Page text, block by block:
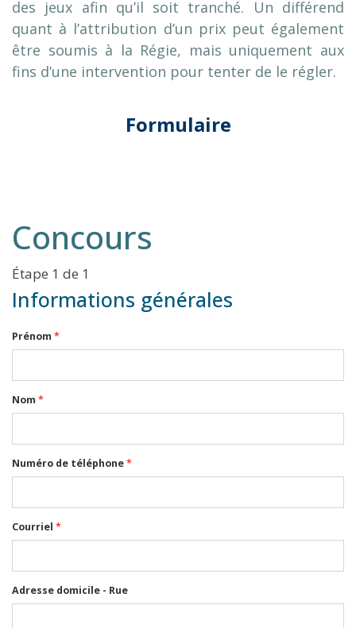
des jeux afin qu’il soit tranché. Un différend
quant à l’attribution d’un prix peut également
être soumis à la Régie, mais uniquement aux
fins d’une intervention pour tenter de le régler.
Formulaire
Concours
Étape 1 de 1
Informations générales
Prénom *
Nom *
Numéro de téléphone*
Courriel *
Adresse domicile - Rue